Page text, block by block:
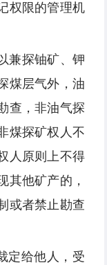
权限的管理机
兼探铀矿、钾
煤层气外，油
查，非油气探
煤探矿权人不
人原则上不得
其他矿产的，
或者禁止勘查
定给他人，受